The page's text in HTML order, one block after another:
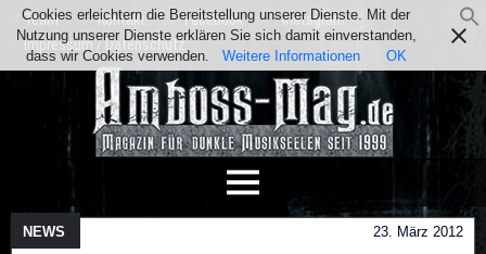
Team Kontakt Facebook
Instagram
Impressum / Datenschutz
NEWS 23. März 2012
Cookies erleichtern die Bereitstellung unserer Dienste. Mit der
Nutzung unserer Dienste erklären Sie sich damit einverstanden,
dass wir Cookies verwenden.
Weitere Informationen OK